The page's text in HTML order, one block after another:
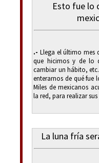
Esto fue lo
.- Llega el último mes
que hicimos y de lo
cambiar un hábito,
enterarnos de qué fue
Miles de mexicanos
la red, para realizar
La luna fría